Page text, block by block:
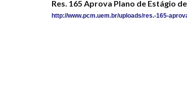
Res. 165 Aprova Plano de Estágio
http://www.pcm.uem.br/uploads/res.-165-